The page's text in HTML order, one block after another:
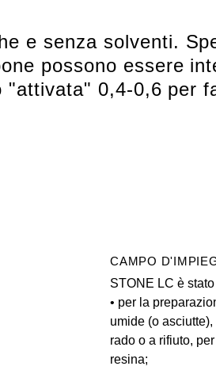
e senza solventi.
possono essere
0,4-0,6 per
CAMPO
STONE LC è
• per la
umide (o
rado o a rifiuto,
resina;